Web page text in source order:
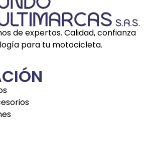
de expertos. Calidad, confianza
para tu motocicleta.